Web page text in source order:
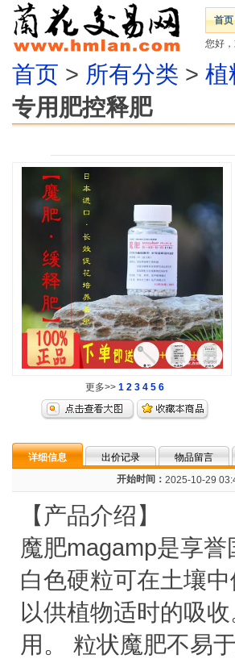
首页
您好，
首页 > 所有分类 > 植
专用肥控释肥
更多>> 1 2 3 4 5 6
详细信息 出价记录 物品留言
开始时间： 2025-10-29
【产品介绍】
魔肥magamp是享
白色硬粒可在土壤
以供植物适时的吸
用。 粒状魔肥不易